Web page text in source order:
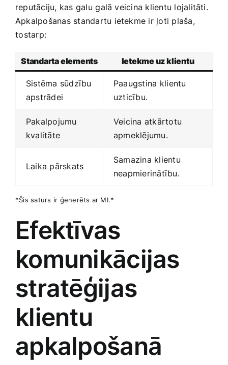
reputāciju, kas galu⁣ galā veicina klientu lojalitāti.​
Apkalpošanas standartu ietekme ir ļoti plaša,
⁢tostarp:
Standarta elements Ietekme uz klientu
Sistēma sūdzību
apstrādei
Paaugstina ⁢klientu
uzticību.
Pakalpojumu
kvalitāte
Veicina atkārtotu
apmeklējumu.
Laika pārskats
Samazina klientu
neapmierinātību.
*Šis saturs ir ģenerēts ​ar MI.*
Efektīvas
komunikācijas
stratēģijas
klientu
apkalpošanā